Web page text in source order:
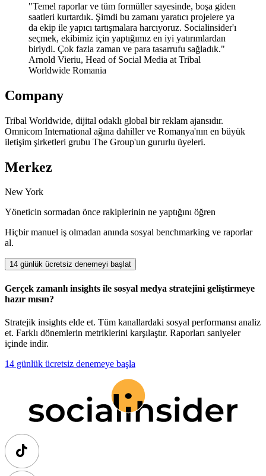
"Temel raporlar ve tüm formüller sayesinde, boşa giden
saatleri kurtardık. Şimdi bu zamanı yaratıcı projelere ya
da ekip ile yapıcı tartışmalara harcıyoruz. Socialinsider'ı
seçmek, ekibimiz için yaptığımız en iyi yatırımlardan
biriydi. Çok fazla zaman ve para tasarrufu sağladık."
Arnold Vieriu, Head of Social Media at Tribal
Worldwide Romania
Company
Tribal Worldwide, dijital odaklı global bir reklam ajansıdır.
Omnicom International ağına dahiller ve Romanya'nın en büyük
iletişim şirketleri grubu The Group'un gururlu üyeleri.
Merkez
New York
Yöneticin sormadan önce rakiplerinin ne yaptığını öğren
Hiçbir manuel iş olmadan anında sosyal benchmarking ve raporlar
al.
14 günlük ücretsiz denemeyi başlat
Gerçek zamanlı insights ile sosyal medya stratejini geliştirmeye
hazır mısın?
Stratejik insights elde et. Tüm kanallardaki sosyal performansı analiz
et. Farklı dönemlerin metriklerini karşılaştır. Raporları saniyeler
içinde indir.
14 günlük ücretsiz denemeye başla